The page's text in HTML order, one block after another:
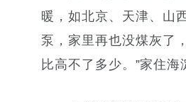
暖，如北京、天津、山
泵，家里再也没煤灰了
比高不了多少。 ”家住海